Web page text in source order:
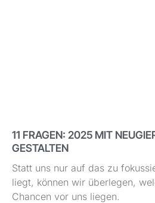
11 FRAGEN: 2025 MIT
GESTALTEN
Statt uns nur auf das zu
liegt, können wir überlegen,
Chancen vor uns liegen.